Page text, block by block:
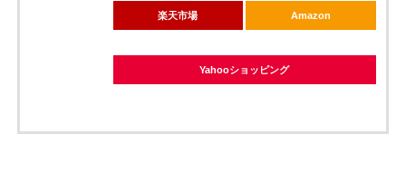
楽天市場 Amazon
Yahooショッピング